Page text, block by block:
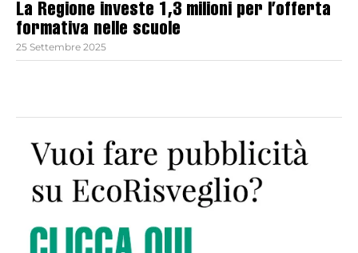
La Regione investe 1,3 milioni per l’offerta
formativa nelle scuole
25 Settembre 2025